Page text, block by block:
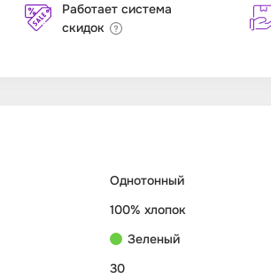
Работает система
скидок
Однотонный
100% хлопок
Зеленый
30